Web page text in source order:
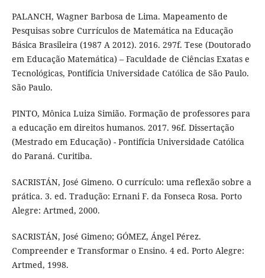
PALANCH, Wagner Barbosa de Lima. Mapeamento de
Pesquisas sobre Currículos de Matemática na Educação
Básica Brasileira (1987 A 2012). 2016. 297f. Tese (Doutorado
em Educação Matemática) – Faculdade de Ciências Exatas e
Tecnológicas, Pontifícia Universidade Católica de São Paulo.
São Paulo.
PINTO, Mônica Luiza Simião. Formação de professores para
a educação em direitos humanos. 2017. 96f. Dissertação
(Mestrado em Educação) - Pontifícia Universidade Católica
do Paraná. Curitiba.
SACRISTÁN, José Gimeno. O currículo: uma reflexão sobre a
prática. 3. ed. Tradução: Ernani F. da Fonseca Rosa. Porto
Alegre: Artmed, 2000.
SACRISTÁN, José Gimeno; GÓMEZ, Ángel Pérez.
Compreender e Transformar o Ensino. 4 ed. Porto Alegre:
Artmed, 1998.